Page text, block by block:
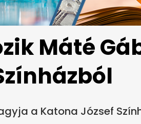
Máté
a Katona József